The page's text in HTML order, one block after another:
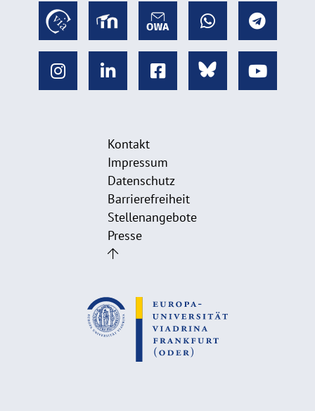
Kontakt
Impressum
Datenschutz
Barrierefreiheit
Stellenangebote
Presse